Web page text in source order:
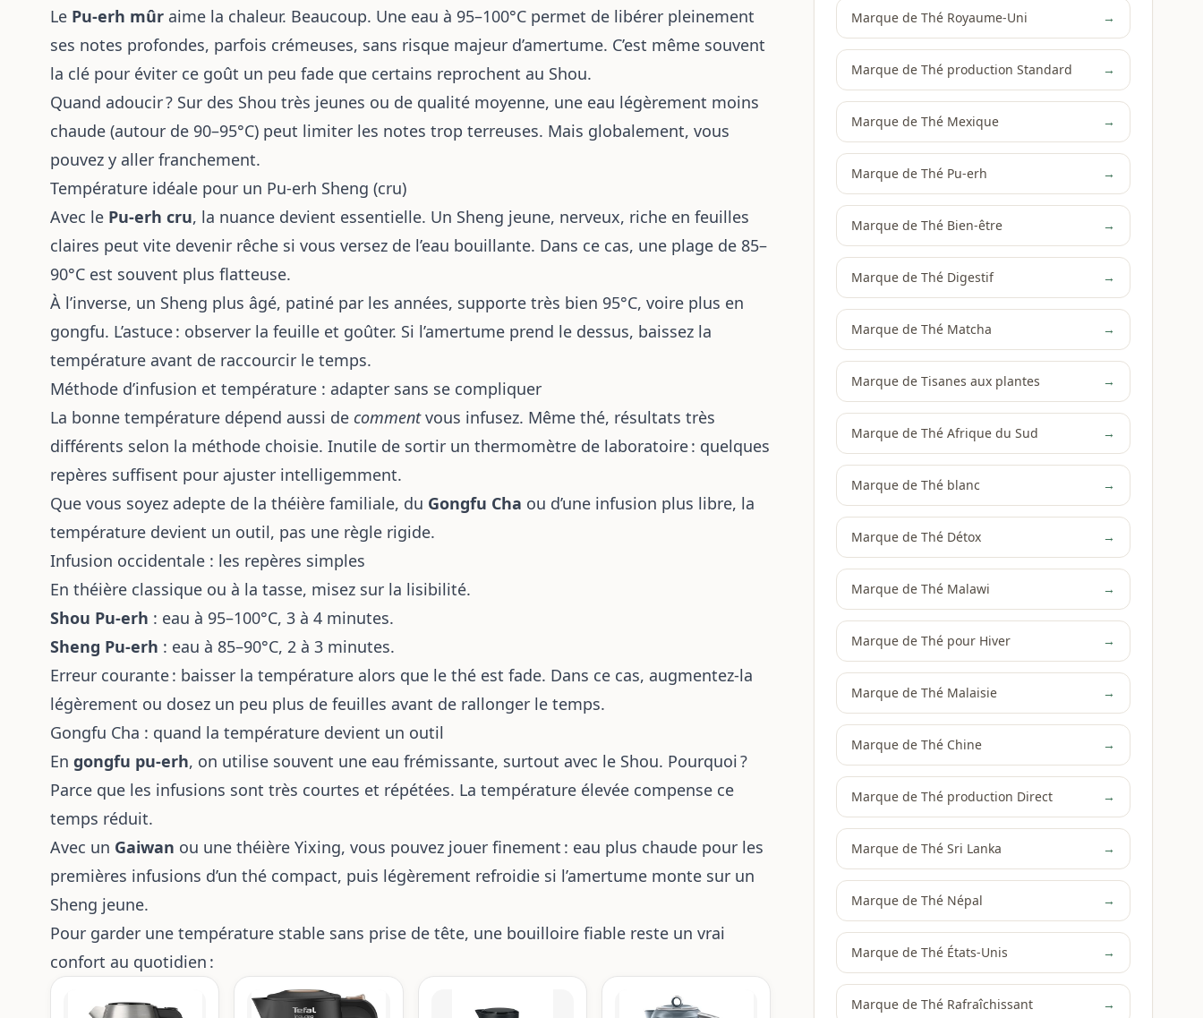
Le Pu-erh mûr aime la chaleur. Beaucoup. Une eau à 95–100°C permet de libérer pleinement
ses notes profondes, parfois crémeuses, sans risque majeur d’amertume. C’est même souvent
la clé pour éviter ce goût un peu fade que certains reprochent au Shou.
Quand adoucir ? Sur des Shou très jeunes ou de qualité moyenne, une eau légèrement moins
chaude (autour de 90–95°C) peut limiter les notes trop terreuses. Mais globalement, vous
pouvez y aller franchement.
Température idéale pour un Pu-erh Sheng (cru)
Avec le Pu-erh cru, la nuance devient essentielle. Un Sheng jeune, nerveux, riche en feuilles
claires peut vite devenir rêche si vous versez de l’eau bouillante. Dans ce cas, une plage de 85–
90°C est souvent plus flatteuse.
À l’inverse, un Sheng plus âgé, patiné par les années, supporte très bien 95°C, voire plus en
gongfu. L’astuce : observer la feuille et goûter. Si l’amertume prend le dessus, baissez la
température avant de raccourcir le temps.
Méthode d’infusion et température : adapter sans se compliquer
La bonne température dépend aussi de commentvous infusez. Même thé, résultats très
différents selon la méthode choisie. Inutile de sortir un thermomètre de laboratoire : quelques
repères suffisent pour ajuster intelligemment.
Que vous soyez adepte de la théière familiale, du Gongfu Cha ou d’une infusion plus libre, la
température devient un outil, pas une règle rigide.
Infusion occidentale : les repères simples
En théière classique ou à la tasse, misez sur la lisibilité.
Shou Pu-erh : eau à 95–100°C, 3 à 4 minutes.
Sheng Pu-erh : eau à 85–90°C, 2 à 3 minutes.
Erreur courante : baisser la température alors que le thé est fade. Dans ce cas, augmentez-la
légèrement ou dosez un peu plus de feuilles avant de rallonger le temps.
Gongfu Cha : quand la température devient un outil
En gongfu pu-erh, on utilise souvent une eau frémissante, surtout avec le Shou. Pourquoi ?
Parce que les infusions sont très courtes et répétées. La température élevée compense ce
temps réduit.
Avec un Gaiwan ou une théière Yixing, vous pouvez jouer finement : eau plus chaude pour les
premières infusions d’un thé compact, puis légèrement refroidie si l’amertume monte sur un
Sheng jeune.
Pour garder une température stable sans prise de tête, une bouilloire fiable reste un vrai
confort au quotidien :
Marque de Thé Royaume-Uni →
Marque de Thé production Standard →
Marque de Thé Mexique →
Marque de Thé Pu-erh →
Marque de Thé Bien-être →
Marque de Thé Digestif →
Marque de Thé Matcha →
Marque de Tisanes aux plantes →
Marque de Thé Afrique du Sud →
Marque de Thé blanc →
Marque de Thé Détox →
Marque de Thé Malawi →
Marque de Thé pour Hiver →
Marque de Thé Malaisie →
Marque de Thé Chine →
Marque de Thé production Direct →
Marque de Thé Sri Lanka →
Marque de Thé Népal →
Marque de Thé États-Unis →
Marque de Thé Rafraîchissant →